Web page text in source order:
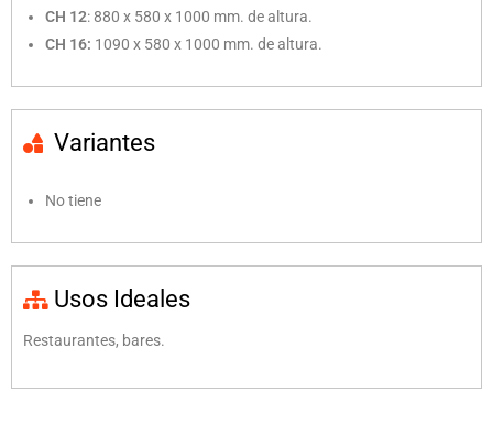
CH 12: 880 x 580 x 1000 mm. de altura.
CH 16: 1090 x 580 x 1000 mm. de altura.
Variantes
No tiene
Usos Ideales
Restaurantes, bares.